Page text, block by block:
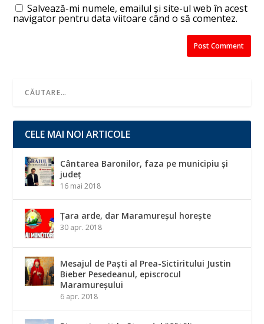
Salvează-mi numele, emailul și site-ul web în acest
navigator pentru data viitoare când o să comentez.
CELE MAI NOI ARTICOLE
Cântarea Baronilor, faza pe municipiu și
județ
16 mai 2018
Țara arde, dar Maramureșul horește
30 apr. 2018
Mesajul de Paști al Prea-Sictiritului Justin
Bieber Pesedeanul, episcrocul
Maramureșului
6 apr. 2018